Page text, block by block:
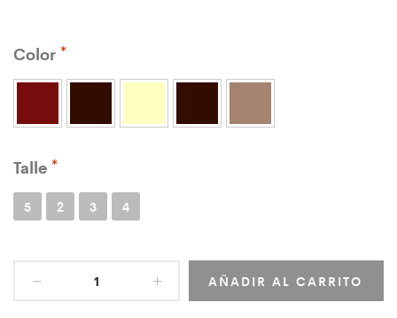
Color
Talle
5 2 3 4
AÑADIR AL CARRITO